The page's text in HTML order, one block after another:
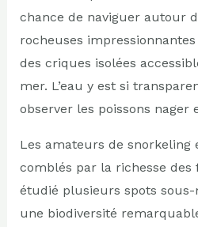
chance de naviguer autour
rocheuses impressionnantes
des criques isolées
mer. L’eau y est si
observer les poissons nager
Les amateurs de snorkeling
comblés par la richesse des
étudié plusieurs spots
une biodiversité